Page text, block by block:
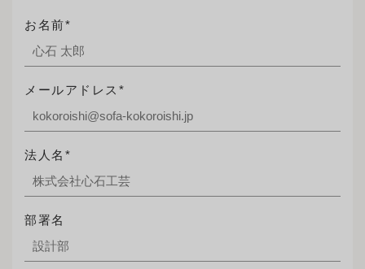
お名前*
メールアドレス*
法人名*
部署名